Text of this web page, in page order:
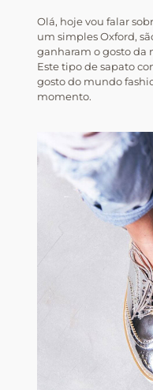
Olá, hoje vou falar
um simples Oxford,
ganharam o gosto da
Este tipo de sapato
gosto do mundo
momento.